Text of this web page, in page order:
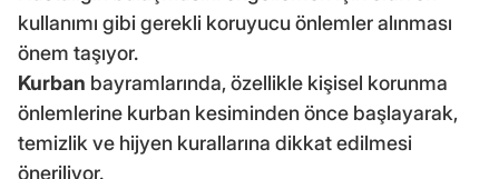
kullanımı gibi gerekli koruyucu önlemler alınması
önem taşıyor.
Kurban bayramlarında, özellikle kişisel korunma
önlemlerine kurban kesiminden önce başlayarak,
temizlik ve hijyen kurallarına dikkat edilmesi
öneriliyor.